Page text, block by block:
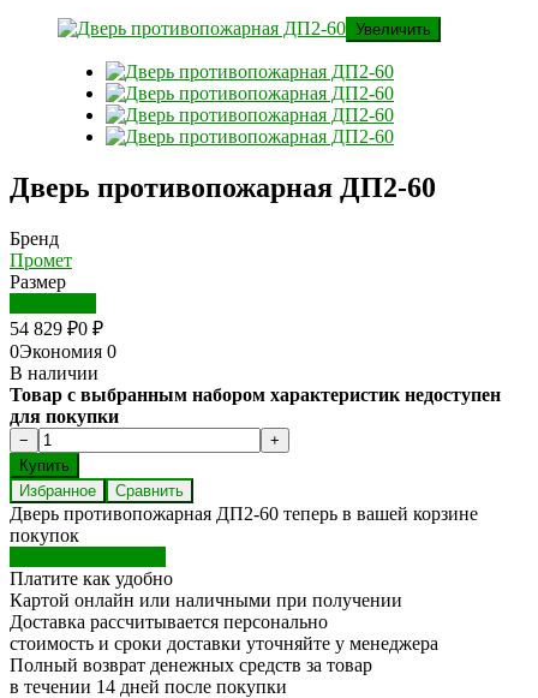
Увеличить
Дверь противопожарная ДП2-60
Бренд
Промет
Размер
54 829 ₽0 ₽
0Экономия 0
В наличии
Товар с выбранным набором характеристик недоступен
для покупки
Избранное Сравнить
Дверь противопожарная ДП2-60 теперь в вашей корзине
покупок
Платите как удобно
Картой онлайн или наличными при получении
Доставка рассчитывается персонально
стоимость и сроки доставки уточняйте у менеджера
Полный возврат денежных средств за товар
в течении 14 дней после покупки